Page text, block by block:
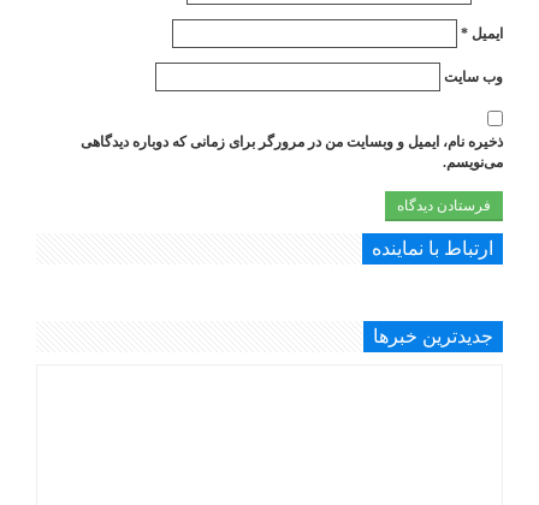
ایمیل *
وب‌ سایت
ذخیره نام، ایمیل و وبسایت من در مرورگر برای زمانی که دوباره دیدگاهی
می‌نویسم.
ارتباط با نماینده
جديدترين خبرها